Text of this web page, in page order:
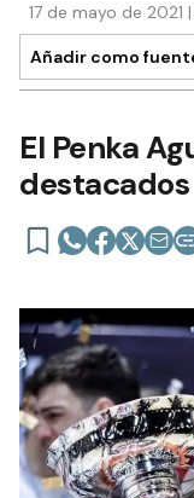
17 de mayo de
Añadir como
El Penka
destacados